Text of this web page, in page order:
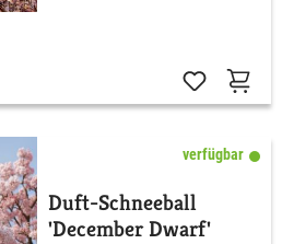
verfügbar
Duft-Schneeball
'December Dwarf'